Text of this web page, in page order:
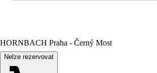
HORNBACH Praha - Černý Most
Nelze rezervovat